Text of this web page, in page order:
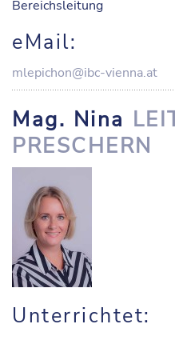
Bereichsleitung
eMail:
mlepichon@ibc-vienna.at
Mag. Nina
PRESCHERN
Unterrichtet: